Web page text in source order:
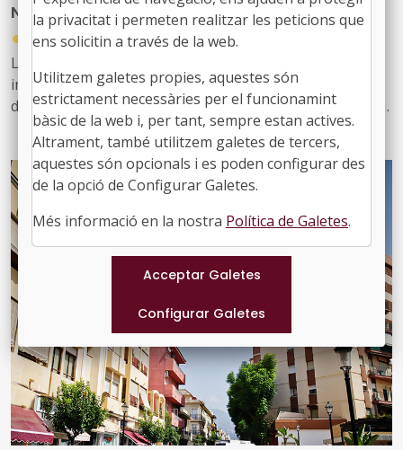
locals
Nou butlletí digital de l’FMC, el 934
●
31/07/2026
Les notícies sobre l'activitat de l'FMC, les recents
informacions d'interès per als governs locals, les
disposicions jurídiques noves i diversos actes d'agenda
us arriben amb aquest exemplar, el 934. També inclou
les notícies recents sobre fons europeus
la privacitat i permeten realitzar les peticions que
ens solicitin a través de la web.
Utilitzem galetes propies, aquestes són
estrictament necessàries per el funcionamint
bàsic de la web i, per tant, sempre estan actives.
Altrament, també utilitzem galetes de tercers,
aquestes són opcionals i es poden configurar des
de la opció de Configurar Galetes.
Més informació en la nostra Política de Galetes.